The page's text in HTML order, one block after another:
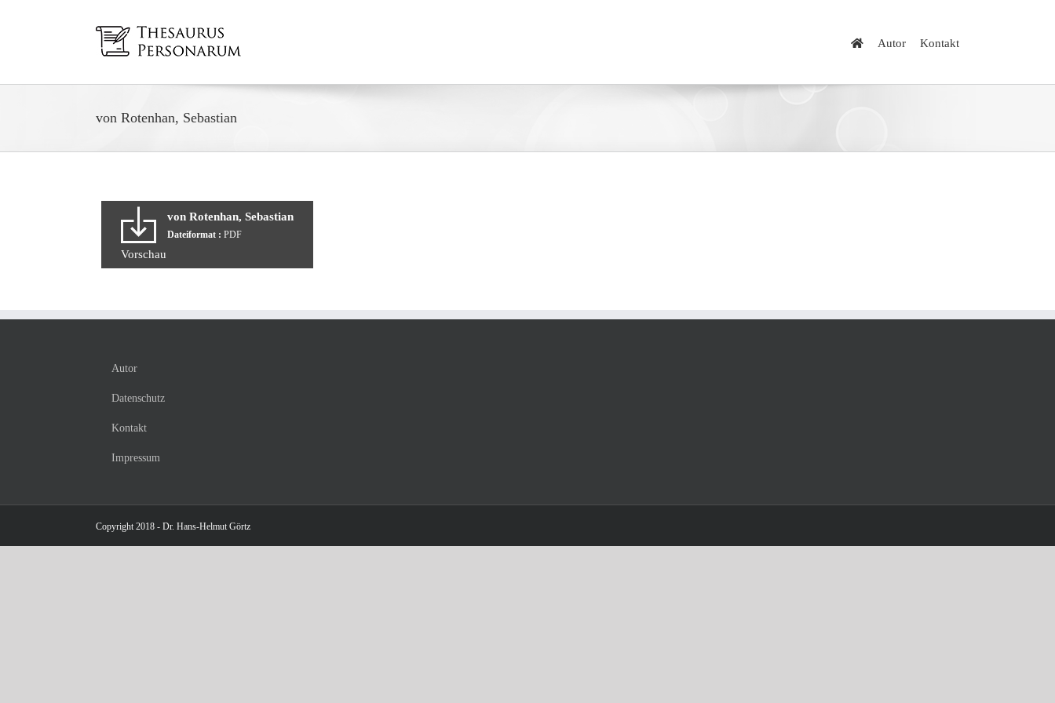
Autor Kontakt
von Rotenhan, Sebastian
von Rotenhan, Sebastian
Dateiformat : PDF
Vorschau
Autor
Datenschutz
Kontakt
Impressum
Copyright 2018 - Dr. Hans-Helmut Görtz